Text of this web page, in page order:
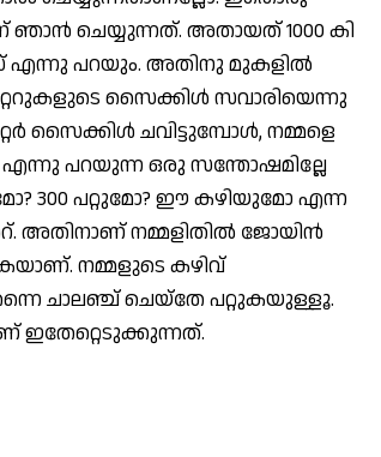
ചെയ്യുന്നത്. അതായത് 1000 കി
പറയും. അതിനു മുകളില്‍
സൈക്കിള്‍ സവാരിയെന്നു
സൈക്കിള്‍ ചവിട്ടുമ്പോള്‍, നമ്മളെ
എന്നു പറയുന്ന ഒരു സന്തോഷമില്ലേ
300 പറ്റുമോ? ഈ കഴിയുമോ എന്ന
അതിനാണ് നമ്മളിതില്‍ ജോയിന്‍
നമ്മളുടെ കഴിവ്
ചാലഞ്ച് ചെയ്തേ പറ്റുകയുള്ളൂ.